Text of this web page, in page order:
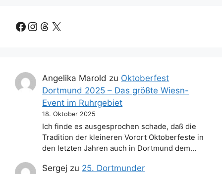
Facebook
Instagram
Threads
X
Angelika Marold zu Oktoberfest
Dortmund 2025 – Das größte Wiesn-
Event im Ruhrgebiet
18. Oktober 2025
Ich finde es ausgesprochen schade, daß die
Tradition der kleineren Vorort Oktoberfeste in
den letzten Jahren auch in Dortmund dem…
Sergej zu 25. Dortmunder